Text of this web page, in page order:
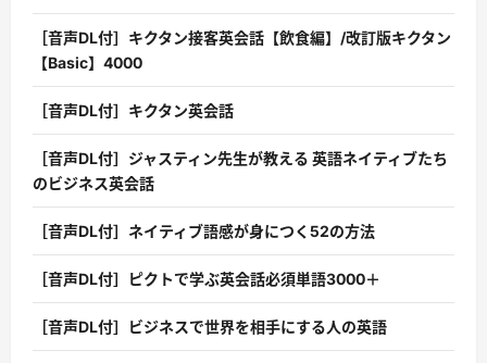
［音声DL付］キクタン接客英会話【飲食編】/改訂版キクタン
【Basic】4000
［音声DL付］キクタン英会話
［音声DL付］ジャスティン先生が教える 英語ネイティブたち
のビジネス英会話
［音声DL付］ネイティブ語感が身につく52の方法
［音声DL付］ピクトで学ぶ英会話必須単語3000＋
［音声DL付］ビジネスで世界を相手にする人の英語